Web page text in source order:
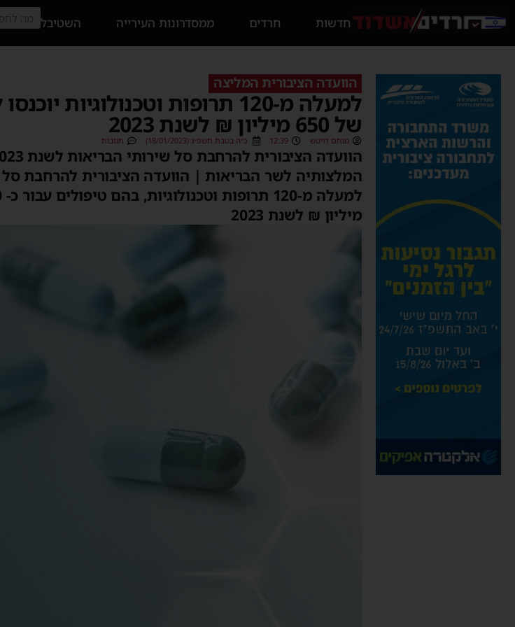
חדשות חרדים ממסדרונות העירייה השטיבל
הוועדה הציבורית המליצה
למעלה מ-120 תרופות
של 650 מיליון ₪ לשנת 2023
מנחם דויטש 12:39 כ״ה בטבת תשפ״ג (18/01/2023) תגובות
המלצותיה לשר הבריאות | הוועדה הציבורית להרחבת
מיליון ₪ לשנת 2023